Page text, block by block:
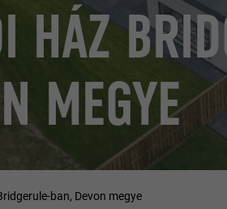
HÁZ
MEGYE
ban, Devon megye